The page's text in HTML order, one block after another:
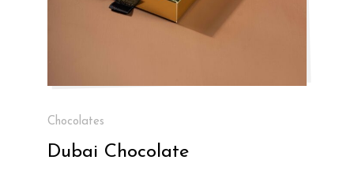
Chocolates
Dubai Chocolate